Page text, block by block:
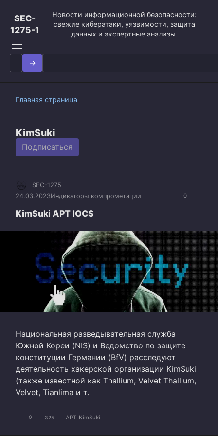
контенту
SEC-
1275-1
Новости информационной безопасности:
свежие кибератаки, уязвимости, защита
данных и экспертные анализы.
Search
for:
Главная страница
KimSuki
Подписаться
0
SEC-1275
24.03.2023Индикаторы компрометации
KimSuki APT IOCS
Национальная разведывательная служба
Южной Кореи (NIS) и Ведомство по защите
конституции Германии (BfV) расследуют
деятельность хакерской организации KimSuki
(также известной как Thallium, Velvet Thallium,
Velvet, Tianlima и т.
0 325 APT KimSuki